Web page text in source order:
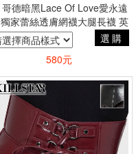
哥德暗黑Lace Of Love愛永遠
獨家蕾絲透膚網襪大腿長襪 英
國原裝進口Killstar正版授權
選購
580元